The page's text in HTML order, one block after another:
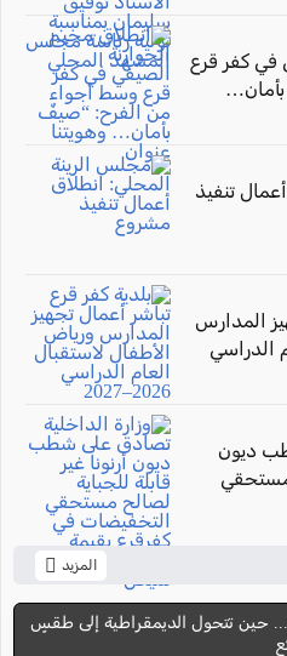
في كفر قرع
تنفيذ
المدارس
الدراسي
ديون
مستحقي
المزيد
حين تتحول الديمقراطية إلى طقسٍ